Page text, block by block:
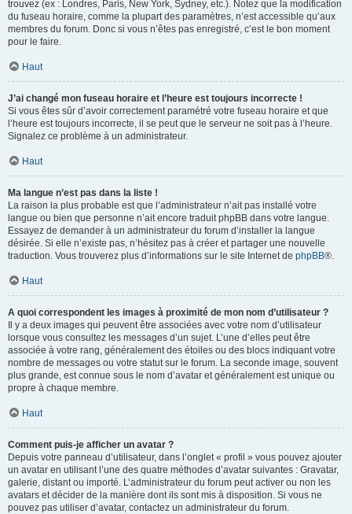
trouvez (ex : Londres, Paris, New York, Sydney, etc.). Notez que la modification
du fuseau horaire, comme la plupart des paramètres, n’est accessible qu’aux
membres du forum. Donc si vous n’êtes pas enregistré, c’est le bon moment
pour le faire.
Haut
J’ai changé mon fuseau horaire et l’heure est toujours incorrecte !
Si vous êtes sûr d’avoir correctement paramétré votre fuseau horaire et que
l’heure est toujours incorrecte, il se peut que le serveur ne soit pas à l’heure.
Signalez ce problème à un administrateur.
Haut
Ma langue n’est pas dans la liste !
La raison la plus probable est que l’administrateur n’ait pas installé votre
langue ou bien que personne n’ait encore traduit phpBB dans votre langue.
Essayez de demander à un administrateur du forum d’installer la langue
désirée. Si elle n’existe pas, n’hésitez pas à créer et partager une nouvelle
traduction. Vous trouverez plus d’informations sur le site Internet de phpBB®.
Haut
A quoi correspondent les images à proximité de mon nom d’utilisateur ?
Il y a deux images qui peuvent être associées avec votre nom d’utilisateur
lorsque vous consultez les messages d’un sujet. L’une d’elles peut être
associée à votre rang, généralement des étoiles ou des blocs indiquant votre
nombre de messages ou votre statut sur le forum. La seconde image, souvent
plus grande, est connue sous le nom d’avatar et généralement est unique ou
propre à chaque membre.
Haut
Comment puis-je afficher un avatar ?
Depuis votre panneau d’utilisateur, dans l’onglet « profil » vous pouvez ajouter
un avatar en utilisant l’une des quatre méthodes d’avatar suivantes : Gravatar,
galerie, distant ou importé. L’administrateur du forum peut activer ou non les
avatars et décider de la manière dont ils sont mis à disposition. Si vous ne
pouvez pas utiliser d’avatar, contactez un administrateur du forum.